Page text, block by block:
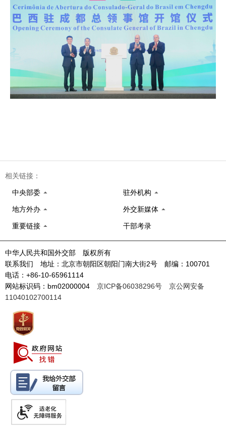
相关链接：
中央部委 驻外机构
地方外办 外交新媒体
重要链接 干部考录
中华人民共和国外交部 版权所有
联系我们 地址：北京市朝阳区朝阳门南大街2号 邮编：100701
电话：+86-10-65961114
网站标识码：bm02000004 京ICP备06038296号
京公网安备
11040102700114